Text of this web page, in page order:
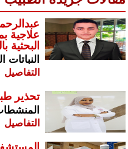
علاجية
البحثية
التفاصيل
تحذير
التفاصيل